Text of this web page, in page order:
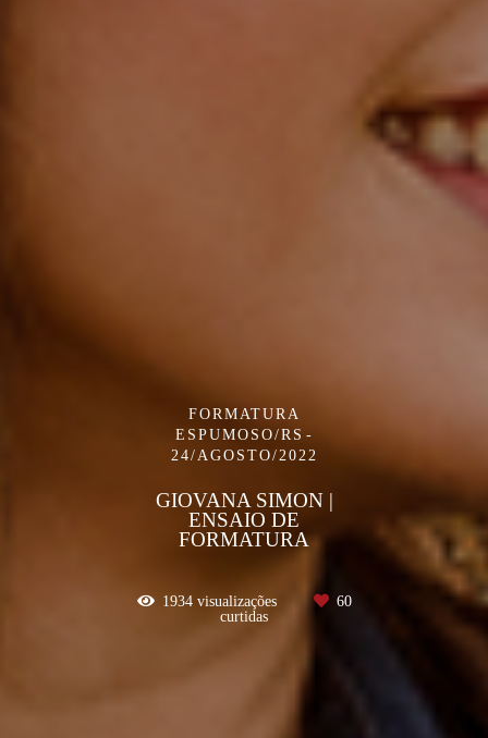
FORMATURA
ESPUMOSO/RS
24/AGOSTO/2022
GIOVANA SIMON |
ENSAIO DE
FORMATURA
1934visualizações
60
curtidas